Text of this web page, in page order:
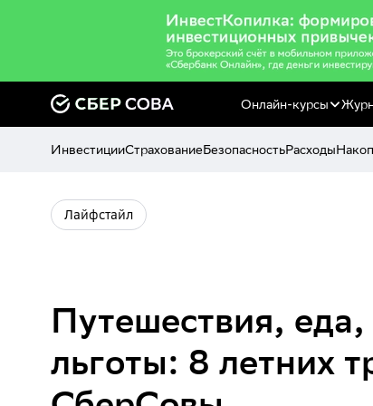
Онлайн-курсы
ИнвестицииСтрахованиеБезопасностьРасходы
Лайфстайл
Путешествия,
льготы: 8 летних